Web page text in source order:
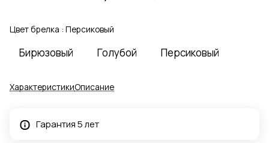
Цвет брелка : Персиковый
Бирюзовый Голубой Персиковый
ХарактеристикиОписание
Гарантия 5 лет